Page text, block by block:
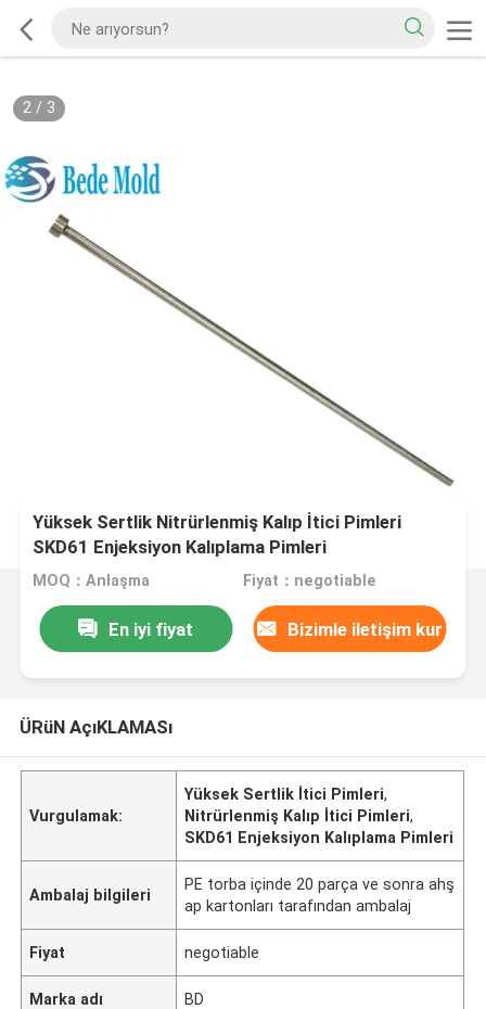
2/ 3
Yüksek Sertlik Nitrürlenmiş Kalıp İtici Pimleri
SKD61 Enjeksiyon Kalıplama Pimleri
MOQ：Anlaşma Fiyat：negotiable
En iyi fiyat Bizimle iletişim kur
ÜRüN AçıKLAMASı
Vurgulamak:
Yüksek Sertlik İtici Pimleri,
Nitrürlenmiş Kalıp İtici Pimleri,
SKD61 Enjeksiyon Kalıplama Pimleri
Ambalaj bilgileri
PE torba içinde 20 parça ve sonra ahş
ap kartonları tarafından ambalaj
Fiyat negotiable
Marka adı BD